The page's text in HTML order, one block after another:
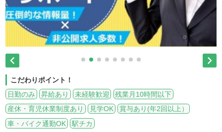
 
こだわりポイント！
日勤のみ
昇給あり 未経験歓迎
残業月10時間以下
産休・育児休業制度あり
見学OK
賞与あり(年2回以上）
車・バイク通勤OK
駅チカ